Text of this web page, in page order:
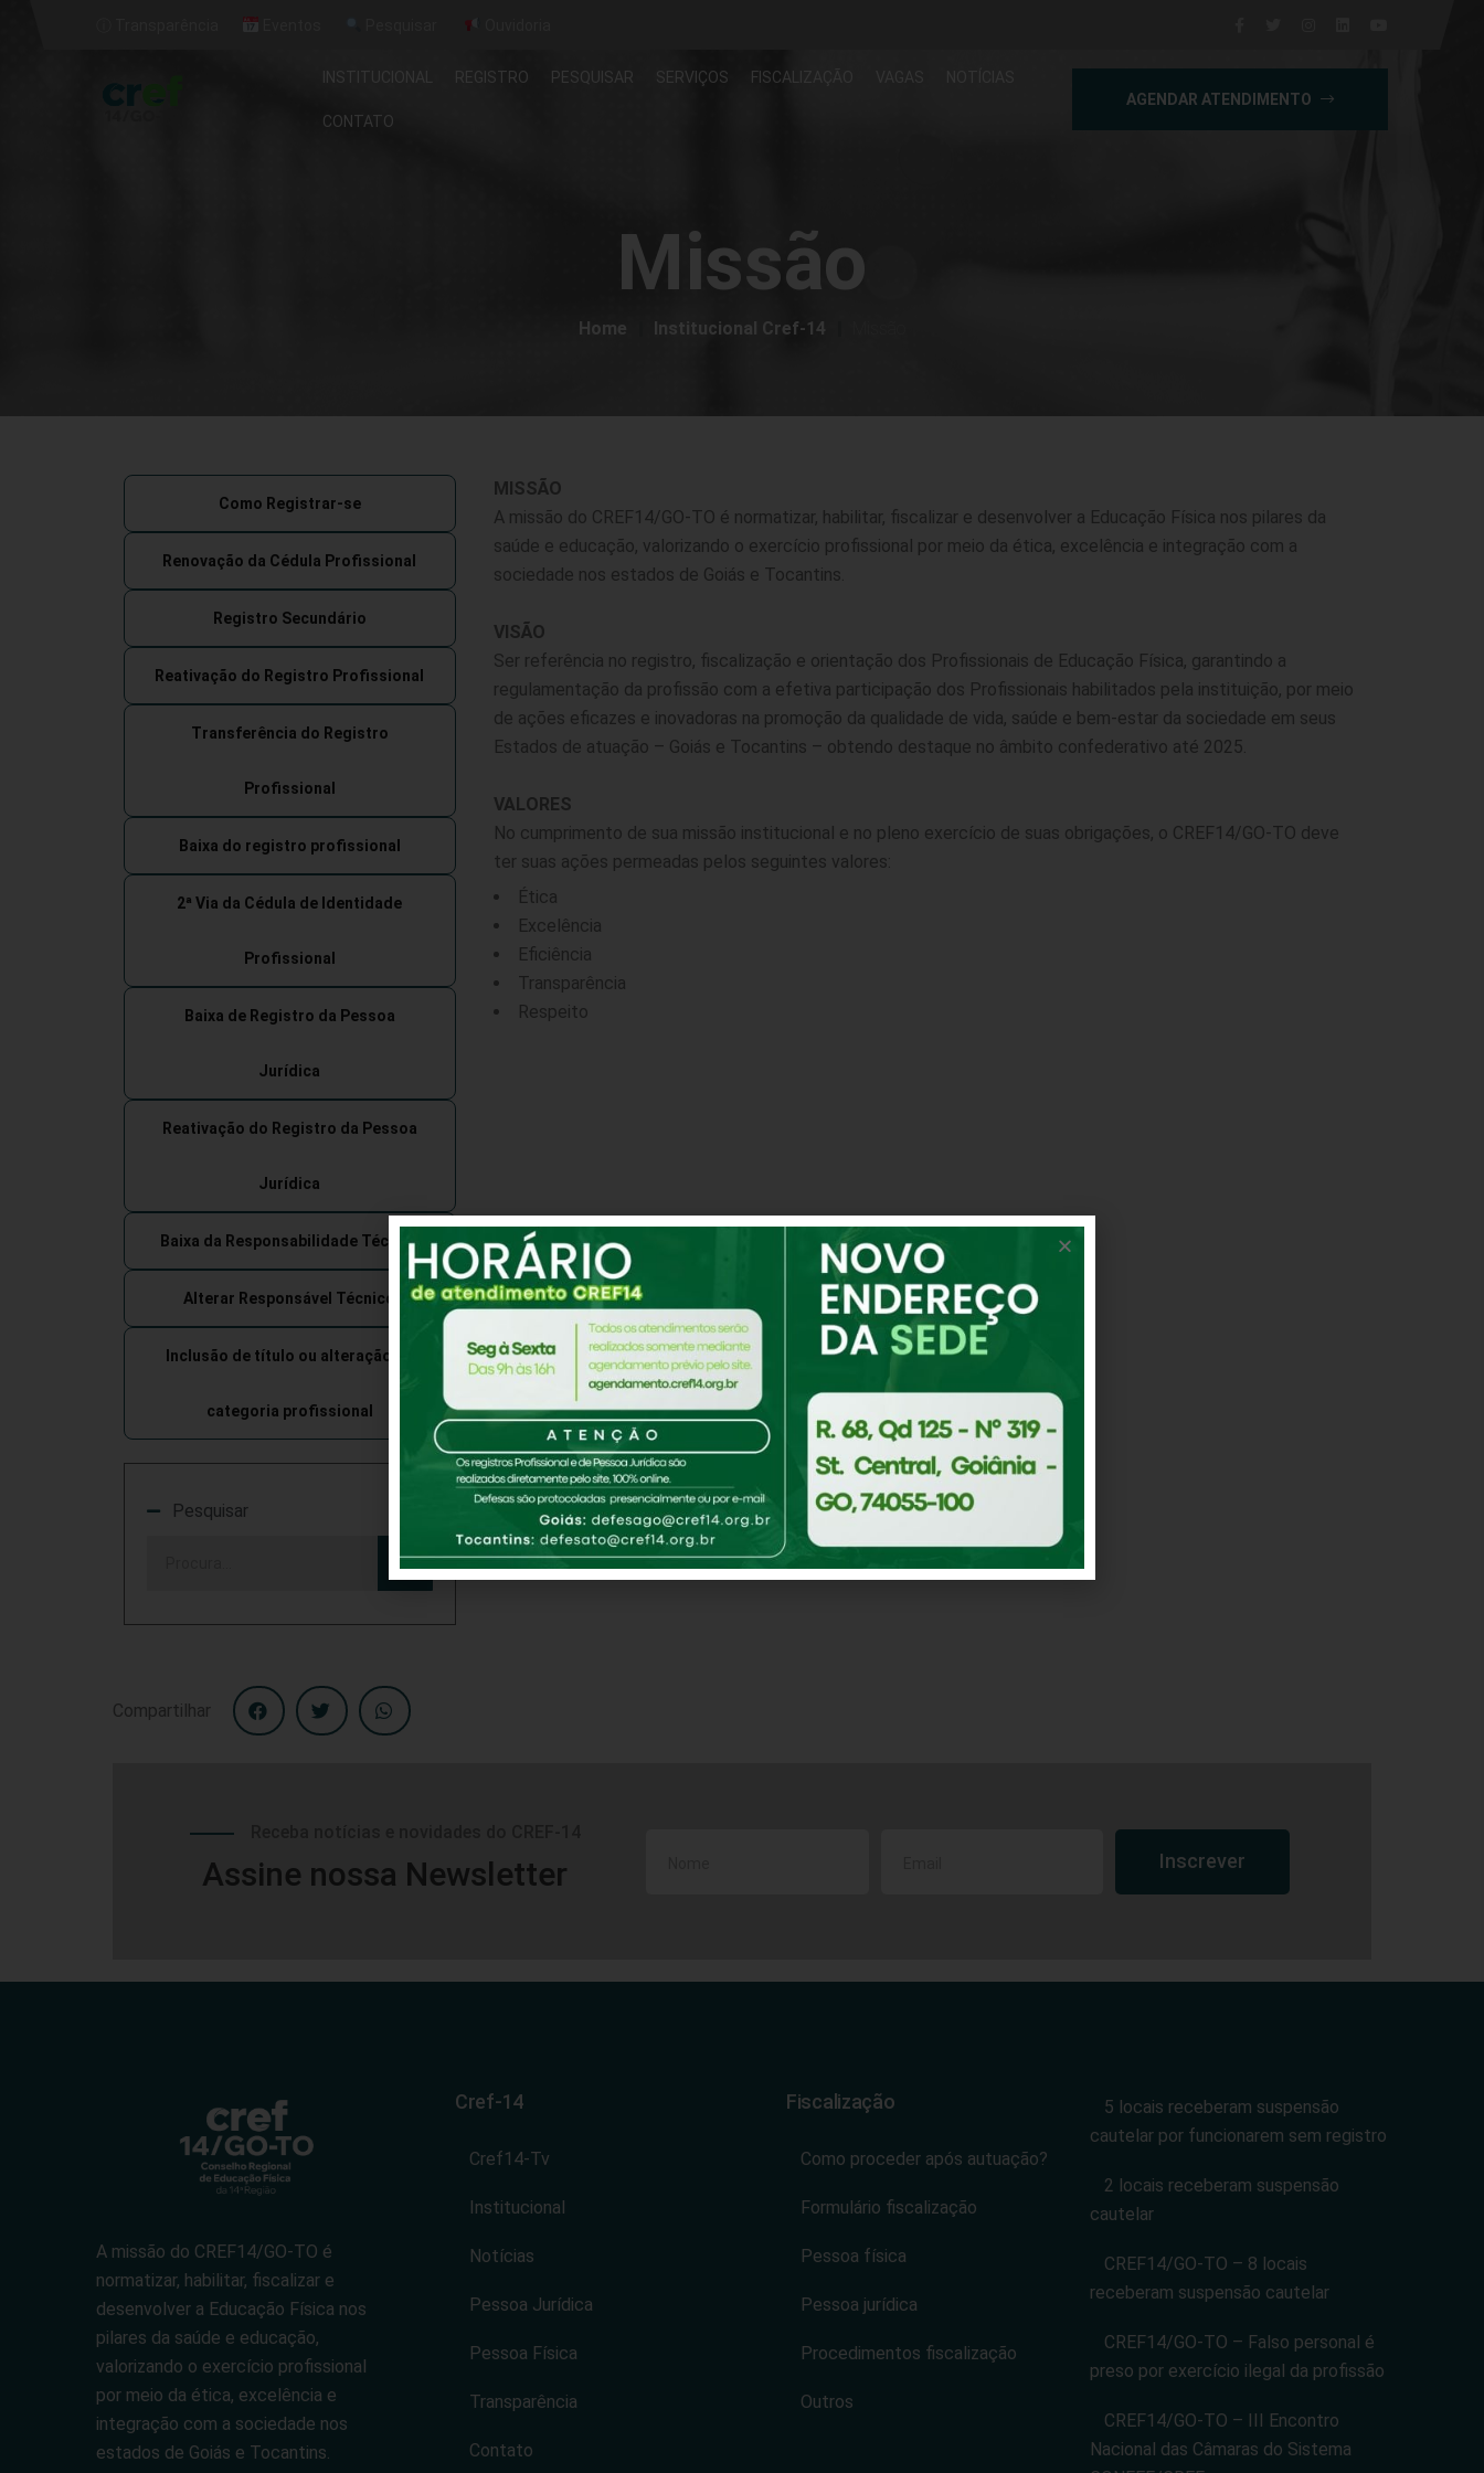
REGISTRO PESQUISAR SERVIÇOS FISCALIZAÇÃO
CONTATO
AGENDAR ATENDIMENTO
Missão
Home Institucional Cref-14
Como Registrar-se
Renovação da Cédula Profissional
Registro Secundário
Reativação do Registro Profissional
Transferência do Registro
Profissional
Baixa do registro profissional
2ª Via da Cédula de Identidade
Profissional
Baixa de Registro da Pessoa
Jurídica
Reativação do Registro da Pessoa
Jurídica
Baixa da Responsabilidade Técnica
Alterar Responsável Técnico
Inclusão de título ou alteração de
categoria profissional
Pesquisar
MISSÃO
A missão do CREF14/GO-TO é normatizar, habilitar, fiscalizar e desenvolver a Educação Física nos pilares da
saúde e educação, valorizando o exercício profissional por meio da ética, excelência e integração com a
sociedade nos estados de Goiás e Tocantins.
VISÃO
Ser referência no registro, fiscalização e orientação dos Profissionais de Educação Física, garantindo a
regulamentação da profissão com a efetiva participação dos Profissionais habilitados pela instituição, por meio
de ações eficazes e inovadoras na promoção da qualidade de vida, saúde e bem-estar da sociedade em seus
Estados de atuação – Goiás e Tocantins – obtendo destaque no âmbito confederativo até 2025.
VALORES
No cumprimento de sua missão institucional e no pleno exercício de suas obrigações, o CREF14/GO-TO deve
ter suas ações permeadas pelos seguintes valores:
Ética
Excelência
Eficiência
Transparência
Respeito
Compartilhar
Assine nossa Newsletter Inscrever
A missão do CREF14/GO-TO é
normatizar, habilitar, fiscalizar e
desenvolver a Educação Física nos
pilares da saúde e educação,
valorizando o exercício profissional
por meio da ética, excelência e
integração com a sociedade nos
estados de Goiás e Tocantins.
Cref-14
Cref14-Tv
Institucional
Notícias
Pessoa Jurídica
Pessoa Física
Transparência
Contato
Fiscalização
Como proceder após autuação?
Formulário fiscalização
Pessoa física
Pessoa jurídica
Procedimentos fiscalização
Outros
5 locais receberam suspensão
cautelar por funcionarem sem registro
2 locais receberam suspensão
cautelar
CREF14/GO-TO – 8 locais
receberam suspensão cautelar
CREF14/GO-TO – Falso personal é
preso por exercício ilegal da profissão
CREF14/GO-TO – III Encontro
Nacional das Câmaras do Sistema